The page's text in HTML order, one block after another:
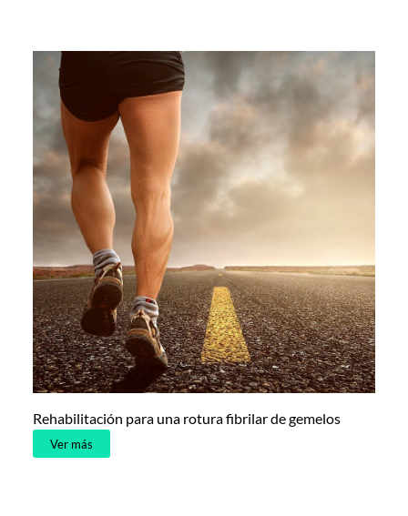
Rehabilitación para una rotura fibrilar de gemelos
Ver más